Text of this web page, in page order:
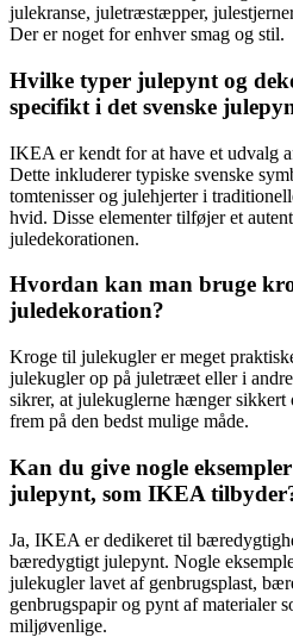
julekranse, juletræstæpper,
Der er noget for enhver smag og stil.
Hvilke typer julepynt og
specifikt i det svenske
IKEA er kendt for at have et udvalg
Dette inkluderer typiske svenske
tomtenisser og julehjerter i
hvid. Disse elementer tilføjer et
juledekorationen.
Hvordan kan man bruge
juledekoration?
Kroge til julekugler er meget
julekugler op på juletræet eller i
sikrer, at julekuglerne hænger sikkert
frem på den bedst mulige måde.
Kan du give nogle
julepynt, som IKEA
Ja, IKEA er dedikeret til
bæredygtigt julepynt. Nogle
julekugler lavet af genbrugsplast,
genbrugspapir og pynt af materialer
miljøvenlige.